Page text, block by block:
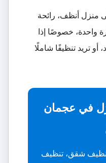
منزل أنظف، رائحة
واحدة، خصوصًا إذا
أو تريد تنظيفًا شاملًا
في عجمان
شقق، تنظيف